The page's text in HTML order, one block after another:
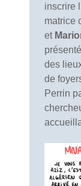
inscrire
matrice
et
des
de
Perrin